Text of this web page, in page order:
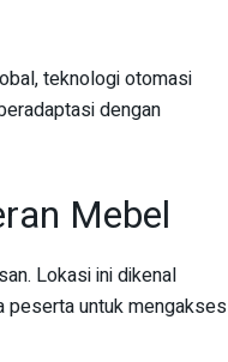
teknologi otomasi
dengan
Mebel
Lokasi ini dikenal
peserta untuk mengakses